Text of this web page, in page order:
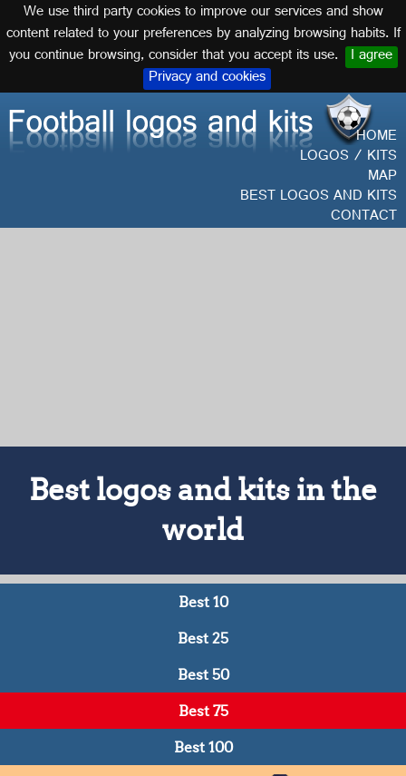
We use third party cookies to improve our services and show
content related to your preferences by analyzing browsing habits. If
you continue browsing, consider that you accept its use. I agree
Privacy and cookies
English
HOME
LOGOS / KITS
MAP
BEST LOGOS AND KITS
CONTACT
Best logos and kits in the
world
Best 10
Best 25
Best 50
Best 75
Best 100